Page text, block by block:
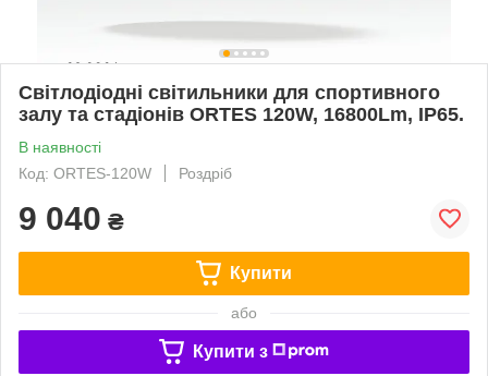
Світлодіодні світильники для спортивного
залу та стадіонів ORTES 120W, 16800Lm, IP65.
В наявності
Код: ORTES-120W
Роздріб
9 040 ₴
Купити
або
Купити з